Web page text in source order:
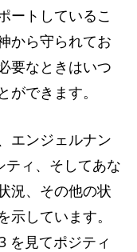
ートしているこ
から守られてお
要なときはいつ
できます。
エンジェルナン
ィ、そしてあな
況、その他の状
しています。
を見てポジティ